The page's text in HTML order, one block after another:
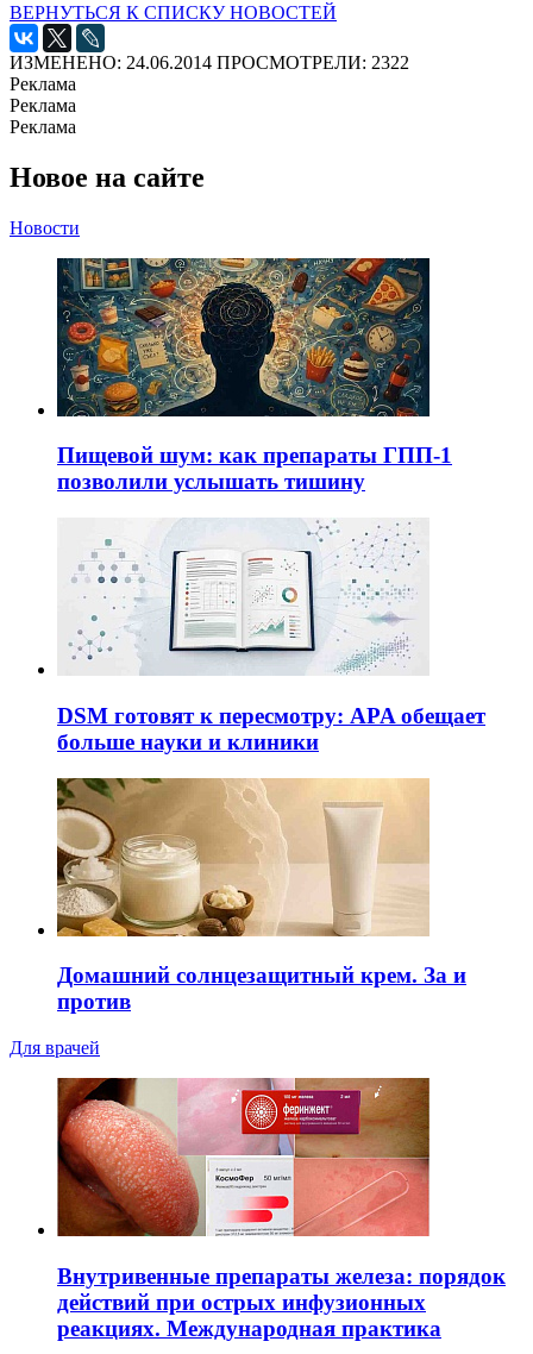
ВЕРНУТЬСЯ К СПИСКУ НОВОСТЕЙ
ИЗМЕНЕНО: 24.06.2014 ПРОСМОТРЕЛИ: 2322
Реклама
Реклама
Реклама
Новое на сайте
Новости
Пищевой шум: как препараты ГПП-1
позволили услышать тишину
DSM готовят к пересмотру: APA обещает
больше науки и клиники
Домашний солнцезащитный крем. За и
против
Для врачей
Внутривенные препараты железа: порядок
действий при острых инфузионных
реакциях. Международная практика